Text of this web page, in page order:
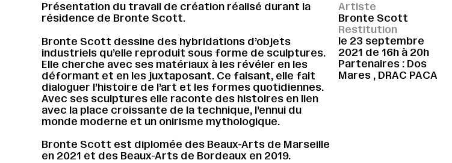
Le festival
Le lieu
Les ressources
Le journal
Recherche
Présentation du travail de création réalisé durant la
résidence de Bronte Scott.
Bronte Scott dessine des hybridations d’objets
industriels qu’elle reproduit sous forme de sculptures.
Elle cherche avec ses matériaux à les révéler en les
déformant et en les juxtaposant. Ce faisant, elle fait
dialoguer l’histoire de l’art et les formes quotidiennes.
Avec ses sculptures elle raconte des histoires en lien
avec la place croissante de la technique, l’ennui du
monde moderne et un onirisme mythologique.
Bronte Scott est diplomée des Beaux-Arts de Marseille
en 2021 et des Beaux-Arts de Bordeaux en 2019.
Artiste
Bronte Scott
Restitution
le 23 septembre
2021 de 16h à 20h
Partenaires : Dos
Mares , DRAC PACA